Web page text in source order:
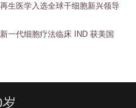
生医学入选全球干细胞新兴领导
一代细胞疗法临床 IND 获美国